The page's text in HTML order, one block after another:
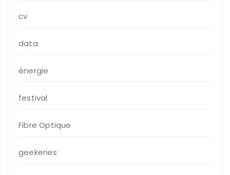
cv
data
énergie
festival
Fibre Optique
geekeries